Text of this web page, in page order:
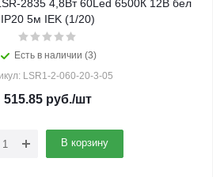
2835 4,8Вт 60Led 6500К 12В бел
IP20 5м IEK (1/20)
Есть в наличии (3)
LSR1-2-060-20-3-05
515.85руб./шт
В корзину